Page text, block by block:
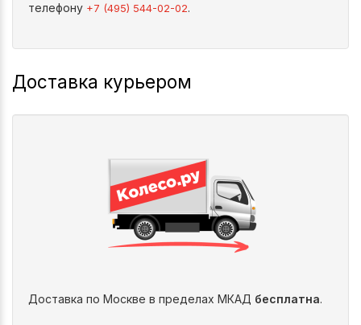
телефону +7 (495) 544-02-02.
Доставка курьером
Доставка по Москве в пределах МКАД бесплатна.